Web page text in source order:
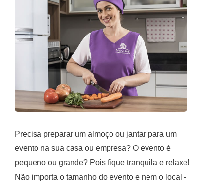
Precisa preparar um almoço ou jantar para um
evento na sua casa ou empresa? O evento é
pequeno ou grande? Pois fique tranquila e relaxe!
Não importa o tamanho do evento e nem o local -